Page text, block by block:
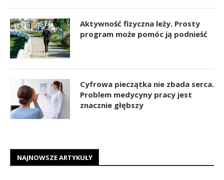
Aktywność fizyczna leży. Prosty
program może pomóc ją podnieść
Cyfrowa pieczątka nie zbada serca.
Problem medycyny pracy jest
znacznie głębszy
NAJNOWSZE ARTYKUŁY